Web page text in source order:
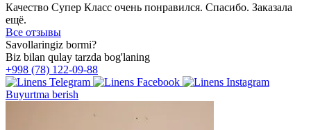
Качество Супер Класс очень понравился. Спасибо. Заказала
ещё.
Все отзывы
Savollaringiz bormi?
Biz bilan qulay tarzda bog'laning
+998 (78) 122-09-88
Buyurtma berish